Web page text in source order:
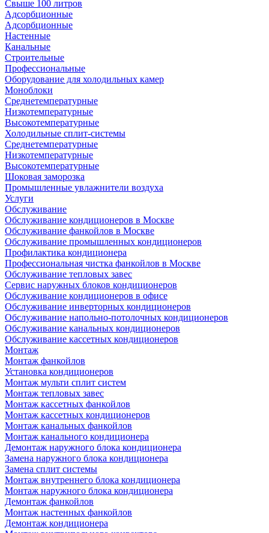
Свыше 100 литров
Адсорбционные
Адсорбционные
Настенные
Канальные
Строительные
Профессиональные
Оборудование для холодильных камер
Моноблоки
Среднетемпературные
Низкотемпературные
Высокотемпературные
Холодильные сплит-системы
Среднетемпературные
Низкотемпературные
Высокотемпературные
Шоковая заморозка
Промышленные увлажнители воздуха
Услуги
Обслуживание
Обслуживание кондиционеров в Москве
Обслуживание фанкойлов в Москве
Обслуживание промышленных кондиционеров
Профилактика кондиционера
Профессиональная чистка фанкойлов в Москве
Обслуживание тепловых завес
Сервис наружных блоков кондиционеров
Обслуживание кондиционеров в офисе
Обслуживание инверторных кондиционеров
Обслуживание напольно-потолочных кондиционеров
Обслуживание канальных кондиционеров
Обслуживание кассетных кондиционеров
Монтаж
Монтаж фанкойлов
Установка кондиционеров
Монтаж мульти сплит систем
Монтаж тепловых завес
Монтаж кассетных фанкойлов
Монтаж кассетных кондиционеров
Монтаж канальных фанкойлов
Монтаж канального кондиционера
Демонтаж наружного блока кондиционера
Замена наружного блока кондиционера
Замена сплит системы
Монтаж внутреннего блока кондиционера
Монтаж наружного блока кондиционера
Демонтаж фанкойлов
Монтаж настенных фанкойлов
Демонтаж кондиционера